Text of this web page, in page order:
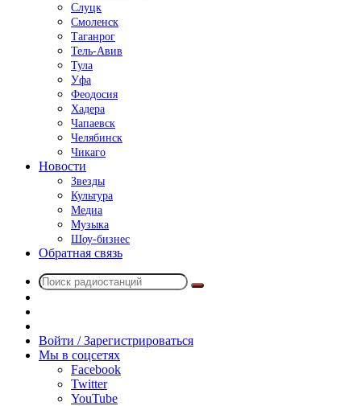
Слуцк
Смоленск
Таганрог
Тель-Авив
Тула
Уфа
Феодосия
Хадера
Чапаевск
Челябинск
Чикаго
Новости
Звезды
Культура
Медиа
Музыка
Шоу-бизнес
Обратная связь
Поиск
радио
Войти / Зарегистрироваться
Мы в соцсетях
Facebook
Twitter
YouTube